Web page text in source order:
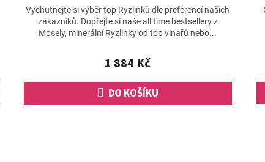
1 884 Kč
DO KOŠÍKU
Vychutnejte si výběr top Ryzlinků dle preferencí našich
zákazníků. Dopřejte si naše all time bestsellery z
Mosely, minerální Ryzlinky od top vinařů nebo...